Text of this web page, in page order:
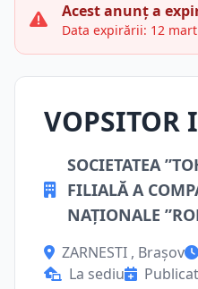
Acest anunț a
Data expirării: 12
VOPSITOR
SOCIETATEA
FILIALĂ A
NAŢIONALE
ZARNESTI , Brașov
La sediu